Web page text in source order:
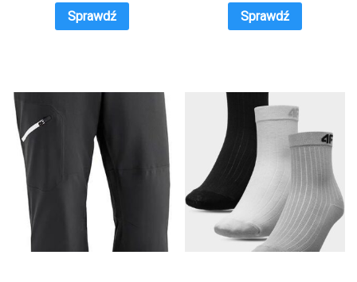
Sprawdź Sprawdź